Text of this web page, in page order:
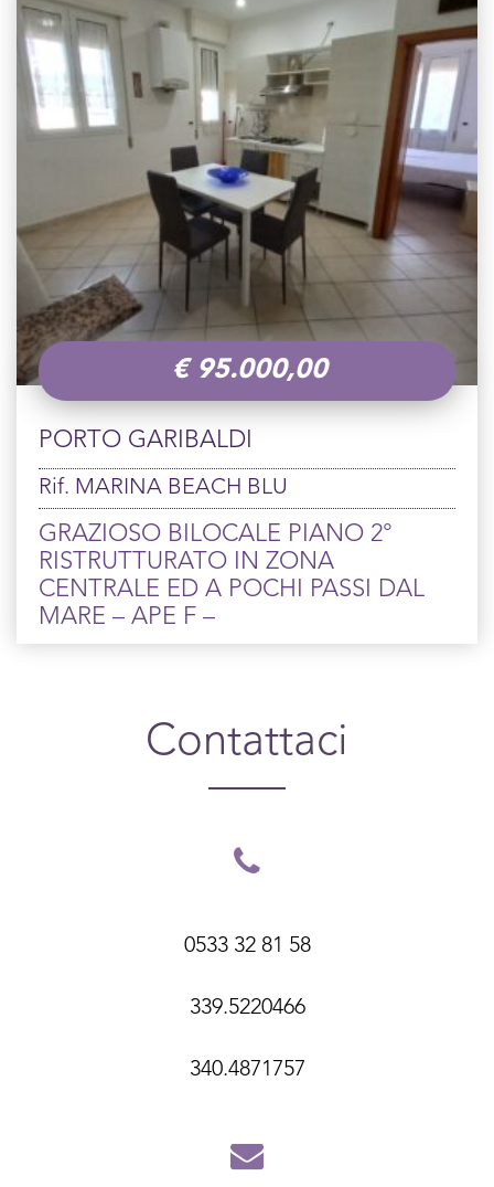
€95.000,00
PORTO GARIBALDI
Rif. MARINA BEACH BLU
GRAZIOSO BILOCALE PIANO 2°
RISTRUTTURATO IN ZONA
CENTRALE ED A POCHI PASSI DAL
MARE – APE F –
Contattaci
0533 32 81 58
339.5220466
340.4871757